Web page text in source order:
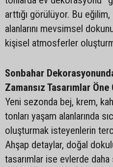
arttığı görülüyor. Bu eğilim,
alanlarını mevsimsel
kişisel atmosferler
Sonbahar
Zamansız Tasarımlar Öne
Yeni sezonda bej, krem,
tonları yaşam alanlarında
oluşturmak isteyenlerin
Ahşap detaylar, doğal
tasarımlar ise evlerde